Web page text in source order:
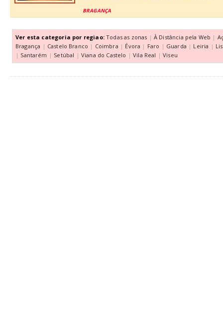
BRAGANÇA
Ver esta categoria por regiao: Todas as zonas | À Distância pela Web |
Bragança | Castelo Branco | Coimbra | Évora | Faro | Guarda | Leiria |
| Santarém | Setúbal | Viana do Castelo | Vila Real | Viseu